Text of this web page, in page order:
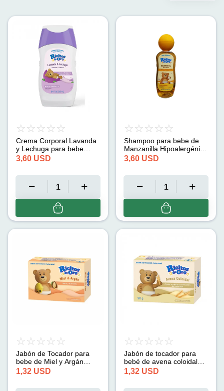
Crema Corporal Lavanda
y Lechuga para bebe
Hipoalergénica Ricitos de
Oro (250 ml)
3,60 USD
Shampoo para bebe de
Manzanilla Hipoalergénica
Ricitos de Oro (400 ml)
3,60 USD
Jabón de Tocador para
bebe de Miel y Argán
Hipoalergénico (90g)
1,32 USD
Jabón de tocador para
bebé de avena coloidal
Ricitos de Oro (90 g)
1,32 USD